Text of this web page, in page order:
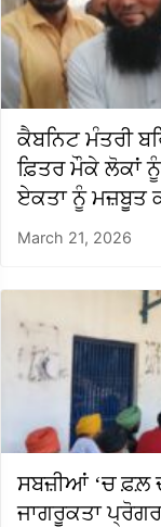
ਕੈਬਨਿਟ ਮੰਤਰੀ
ਫ਼ਿਤਰ ਮੌਕੇ ਲੋਕਾਂ
ਏਕਤਾ ਨੂੰ ਮਜ਼ਬੂਤ
March 21, 2026
ਸਬਜ਼ੀਆਂ ‘ਚ ਫ਼ਲ਼
ਜਾਗਰੂਕਤਾ